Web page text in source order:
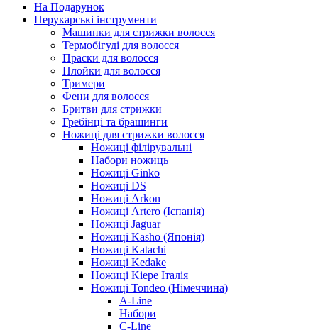
На Подарунок
Перукарські інструменти
Машинки для стрижки волосся
Термобігуді для волосся
Праски для волосся
Плойки для волосся
Тримери
Фени для волосся
Бритви для стрижки
Гребінці та брашинги
Ножиці для стрижки волосся
Ножиці філірувальні
Набори ножиць
Ножиці Ginko
Ножиці DS
Ножиці Arkon
Ножиці Artero (Іспанія)
Ножиці Jaguar
Ножиці Kasho (Японія)
Ножиці Katachi
Ножиці Kedake
Ножиці Kiepe Італія
Ножиці Tondeo (Німеччина)
A-Line
Набори
C-Line